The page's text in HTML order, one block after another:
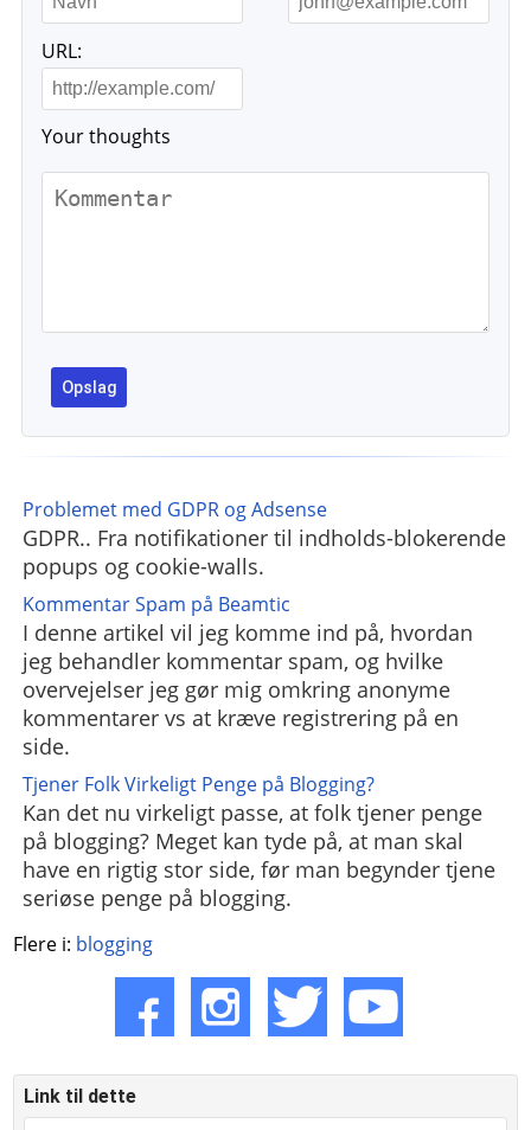
URL:
Your thoughts
Problemet med GDPR og Adsense
GDPR.. Fra notifikationer til indholds-blokerende
popups og cookie-walls.
Kommentar Spam på Beamtic
I denne artikel vil jeg komme ind på, hvordan
jeg behandler kommentar spam, og hvilke
overvejelser jeg gør mig omkring anonyme
kommentarer vs at kræve registrering på en
side.
Tjener Folk Virkeligt Penge på Blogging?
Kan det nu virkeligt passe, at folk tjener penge
på blogging? Meget kan tyde på, at man skal
have en rigtig stor side, før man begynder tjene
seriøse penge på blogging.
Flere i: blogging
Link til dette